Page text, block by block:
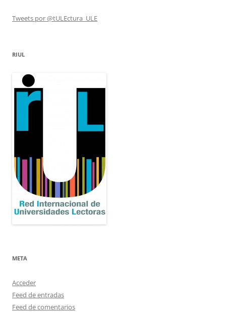
Tweets por @tULEctura_ULE
RIUL
META
Acceder
Feed de entradas
Feed de comentarios